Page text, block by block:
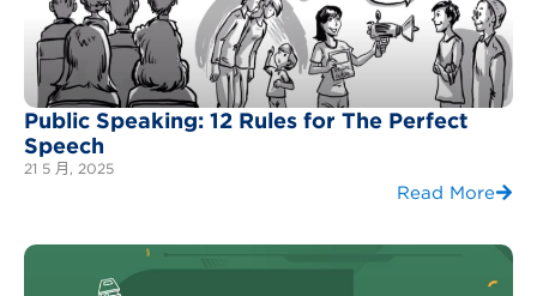
Public Speaking: 12 Rules for The Perfect
Speech
21 5 月, 2025
Read More